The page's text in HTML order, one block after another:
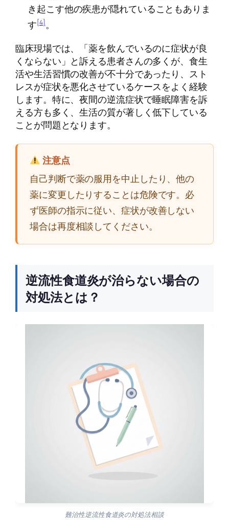
き起こす他の疾患が隠れていることもありま
す[4]。
臨床現場では、「薬を飲んでいるのに症状が良
くならない」と訴える患者さんの多くが、食生
活や生活習慣の改善が不十分であったり、スト
レスが症状を悪化させているケースをよく経験
します。特に、夜間の逆流症状で睡眠障害を訴
える方も多く、生活の質が著しく低下している
ことが問題となります。
注意点
自己判断で薬の服用を中止したり、他の
薬に変更したりすることは危険です。必
ず医師の指示に従い、症状が改善しない
場合は再度相談してください。
逆流性食道炎が治らない場合の
対処法とは？
難治性逆流性食道炎の対処法相談